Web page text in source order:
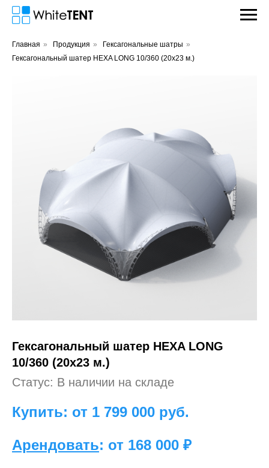
Главная » Продукция » Гексагональные шатры »
Гексагональный шатер HEXA LONG 10/360 (20х23 м.)
Гексагональный шатер HEXA LONG
10/360 (20х23 м.)
Статус: В наличии на складе
Купить: от 1 799 000 руб.
Арендовать: от 168 000 ₽